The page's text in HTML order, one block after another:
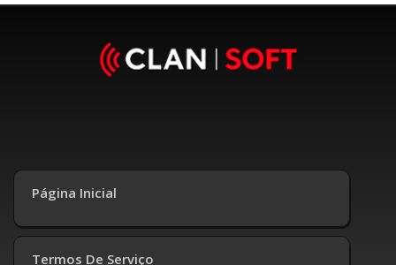
Página Inicial
Termos De Serviço